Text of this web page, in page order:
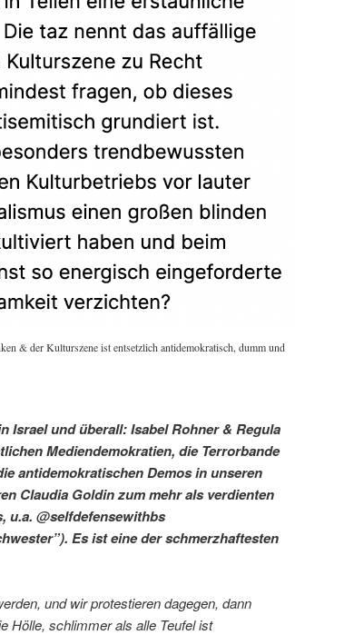
& der Kulturszene ist entsetzlich antidemokratisch, dumm und
Israel und überall: Isabel Rohner & Regula
Mediendemokratien, die Terrorbande
antidemokratischen Demos in unseren
Claudia Goldin zum mehr als verdienten
u.a. @selfdefensewithbs
Es ist eine der schmerzhaftesten
und wir protestieren dagegen, dann
Hölle, schlimmer als alle Teufel ist